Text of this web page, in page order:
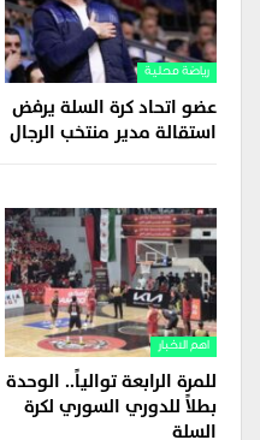
رياضة محلية
عضو اتحاد كرة السلة يرفض
استقالة مدير منتخب الرجال
اهم الاخبار
للمرة الرابعة توالياً.. الوحدة
بطلاً للدوري السوري لكرة
السلة